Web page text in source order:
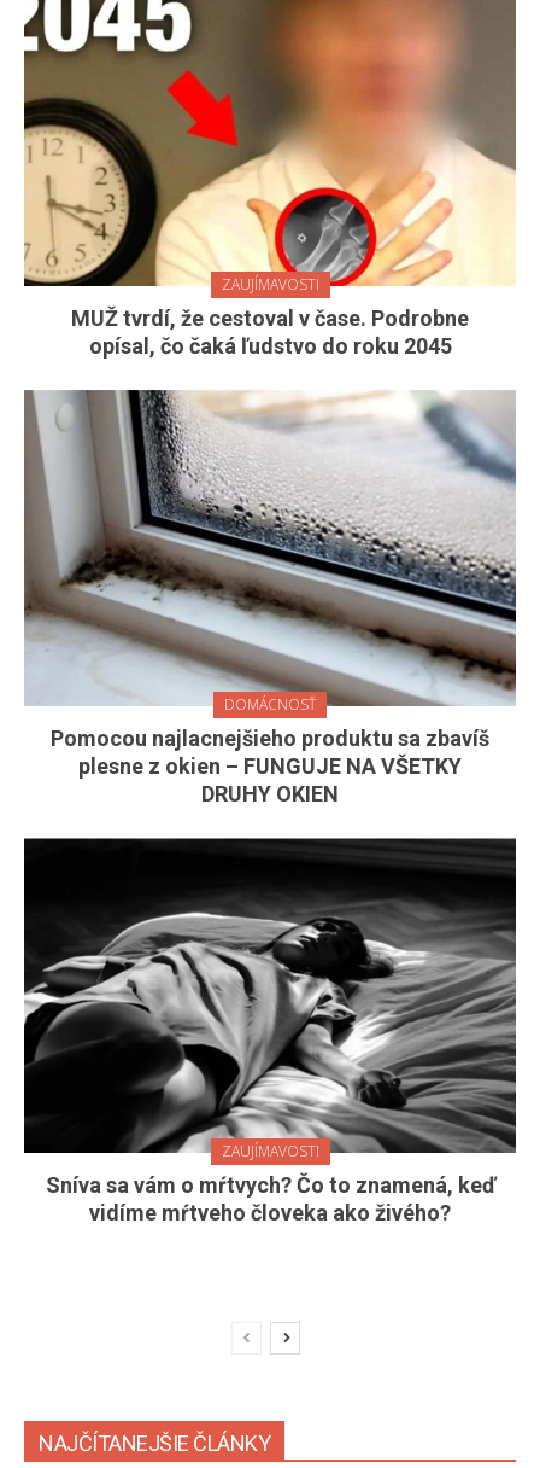
ZAUJÍMAVOSTI
MUŽ tvrdí, že cestoval v čase. Podrobne
opísal, čo čaká ľudstvo do roku 2045
DOMÁCNOSŤ
Pomocou najlacnejšieho produktu sa zbavíš
plesne z okien – FUNGUJE NA VŠETKY
DRUHY OKIEN
ZAUJÍMAVOSTI
Sníva sa vám o mŕtvych? Čo to znamená, keď
vidíme mŕtveho človeka ako živého?
NAJČÍTANEJŠIE ČLÁNKY